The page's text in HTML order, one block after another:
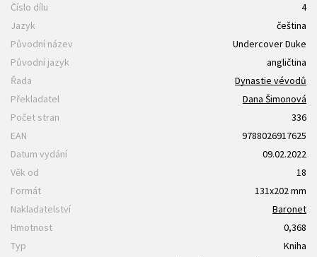
Číslo dílu
4
Jazyk
čeština
Původní název
Undercover Duke
Původní jazyk
angličtina
Řada
Dynastie vévodů
Překladatel
Dana Šimonová
Počet stran
336
EAN
9788026917625
Datum vydání
09.02.2022
Věk od
18
Formát
131x202 mm
Nakladatelství
Baronet
Hmotnost
0,368
Typ
Kniha